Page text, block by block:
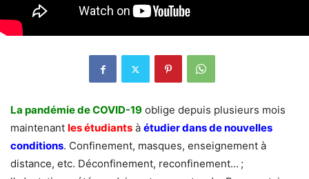
La pandémie de COVID-19 oblige depuis plusieurs mois
maintenant les étudiants à étudier dans de nouvelles
conditions. Confinement, masques, enseignement à
distance, etc. Déconfinement, reconfinement… ;